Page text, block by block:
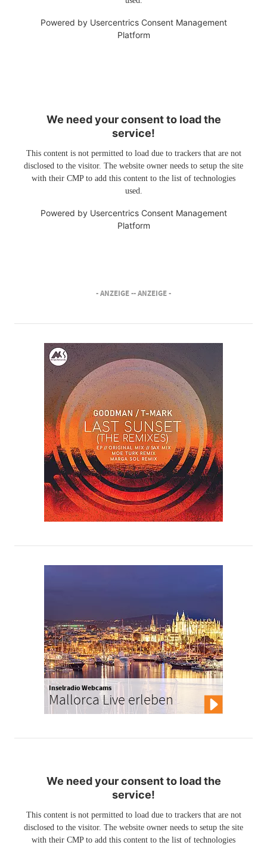
Powered by Usercentrics Consent Management
Platform
We need your consent to load the
service!
This content is not permitted to load due to trackers that are not
disclosed to the visitor. The website owner needs to setup the site
with their CMP to add this content to the list of technologies
used.
Powered by Usercentrics Consent Management
Platform
- ANZEIGE -- ANZEIGE -
Inselradio Webcams
Mallorca Live erleben
We need your consent to load the
service!
This content is not permitted to load due to trackers that are not
disclosed to the visitor. The website owner needs to setup the site
with their CMP to add this content to the list of technologies